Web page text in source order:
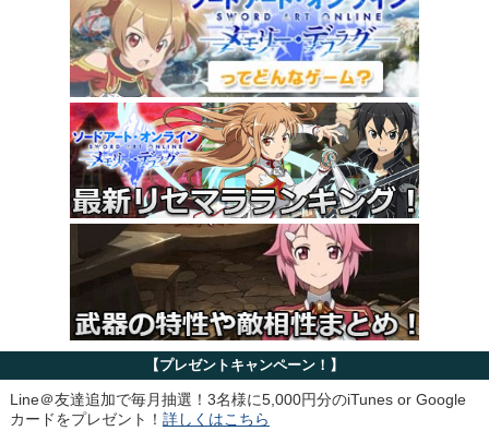
【プレゼントキャンペーン！】
Line＠友達追加で毎月抽選！3名様に5,000円分のiTunes or Google
カードをプレゼント！ 詳しくはこちら